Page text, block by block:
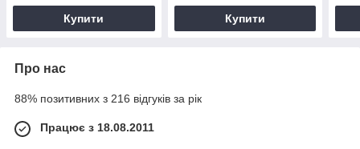
Купити Купити
Про нас
88% позитивних з 216 відгуків за рік
Працює з 18.08.2011